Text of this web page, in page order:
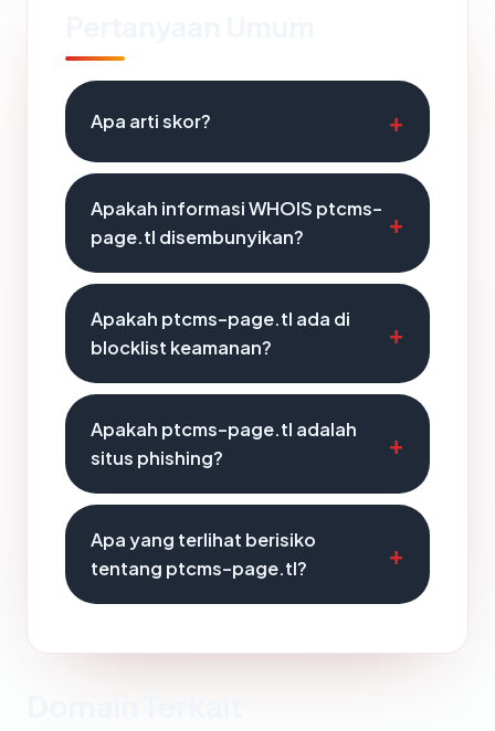
Apa arti skor?
Apakah informasi WHOIS ptcms-
page.tl disembunyikan?
Apakah ptcms-page.tl ada di
blocklist keamanan?
Apakah ptcms-page.tl adalah
situs phishing?
Apa yang terlihat berisiko
tentang ptcms-page.tl?